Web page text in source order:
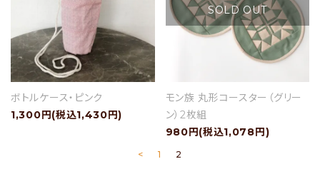
ボトルケース・ピンク
1,300円(税込1,430円)
SOLD OUT
モン族 丸形コースター（グリー
ン）2枚組
980円(税込1,078円)
< 1 2